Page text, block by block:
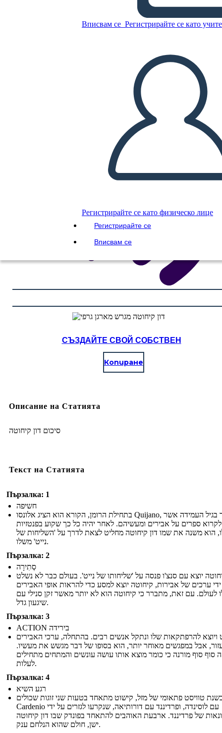
Вписвам се Регистрирайте се като
Регистрирайте се като физическо лице
Регистрирайте се
Вписвам се
ПУСКАНЕ НА СЛАЙДШОУ
ЧЕТИ МИ
СЪЗДАЙТЕ СВОЙ СОБСТВЕН
Копиране
Описание на Статията
סיכום דון קיחוטה
Текст на Статията
Пързалка: 1
חשיפה
בתחילת הרומן, הקורא הוא הציג אלונסו Quijano, גבר בגיל העמידה אשר
ספרים על אבירים ומעשיהם. לאחר יהיה כל כך שקוע בפנטזיות
הוא משנה את שמו דון קיחוטה מחליט לצאת לדרך על 'השליחות של
נייט' משלו.
Пързалка: 2
סְתִירָה
יוצא עם סנצ'ו פנסה על 'שליחותו של נייט'. בעולם כבר לא נשלט
ערכים של אבירות, קיחוטה יוצא למסע כדי להראות אופי האבירים
לעולם. עם זאת, מתברר כי קיחוטה הוא לא יותר מאשר זקן סנילי עם
שיגעון גדל.
Пързалка: 3
ACTION בירידה
ויוצא להרפתקאות שלו ונתקל אנשים רבים. בהתחלה, ערכי האבירים
אבל במפגשים מאוחר יותר, הוא בסופו של דבר מגשש את מעשיו.
סוף סוף מורנה כי כומר מוצא אותו עושה עונשים והמתחים מתחילים
לעלות.
Пързалка: 4
רגע השיא
טוויסט פתאומי של מזל, קישוט מתאחד בטעות שני זוגות שכולים.
Cardenio עם לוסינדה, ופרדיננד עם דורותיאה, שנקרעו לגזרים על ידי
של פרדיננד. ארבעת האוהבים להתאחד בפונדק שבו דון קיחוטה
ישן, חולם שהוא הנלחם ענק.